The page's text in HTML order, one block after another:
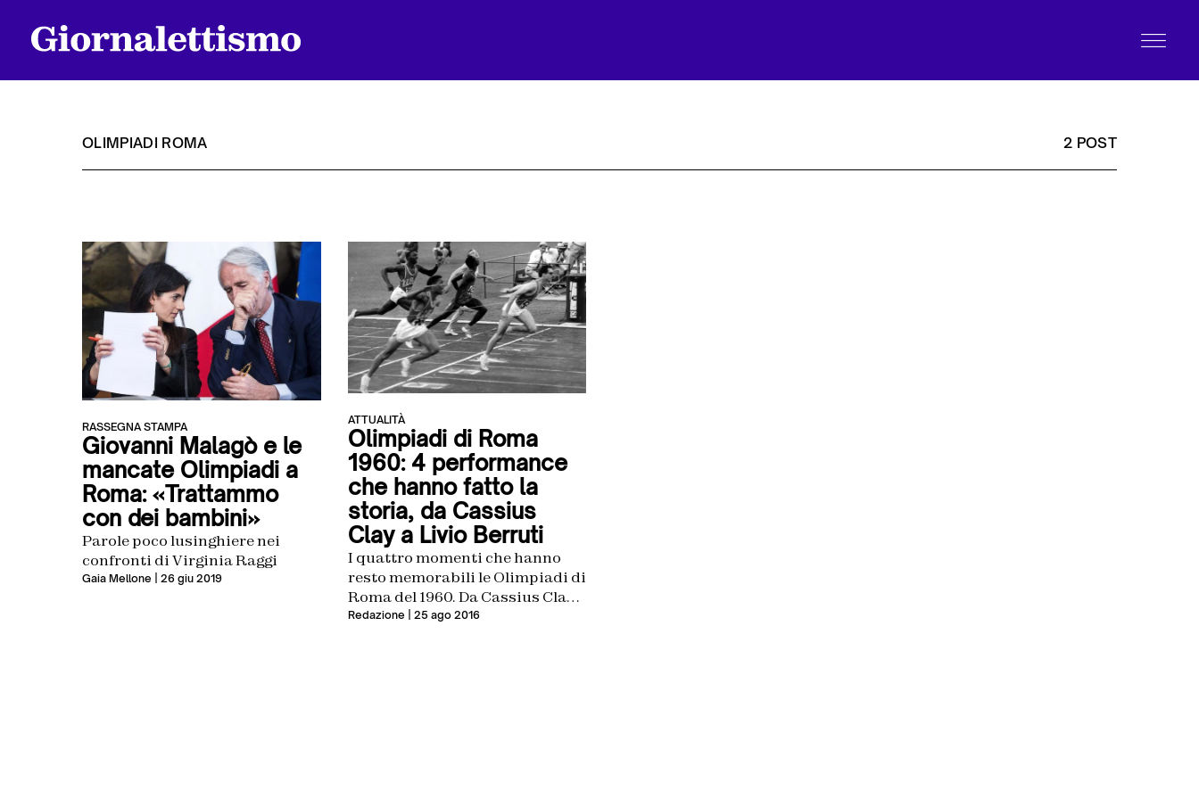
Chi siamo
OLIMPIADI ROMA 2 POST
RASSEGNA STAMPA
Giovanni Malagò e le
mancate Olimpiadi a
Roma: «Trattammo
con dei bambini»
Parole poco lusinghiere nei
confronti di Virginia Raggi
Gaia Mellone | 26 giu 2019
ATTUALITÀ
Olimpiadi di Roma
1960: 4 performance
che hanno fatto la
storia, da Cassius
Clay a Livio Berruti
I quattro momenti che hanno
resto memorabili le Olimpiadi di
Roma del 1960. Da Cassius Clay a
Livio Berruti passando per
Redazione | 25 ago 2016